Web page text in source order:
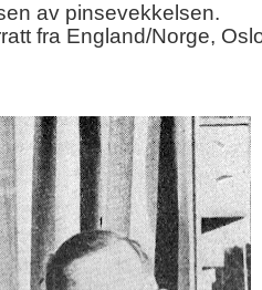
av pinsevekkelsen.
fra England/Norge,